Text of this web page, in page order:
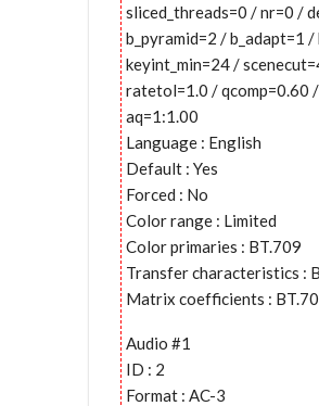
sliced_threads=0 / nr=0 /
b_pyramid=2 / b_adapt=1
keyint_min=24 /
ratetol=1.0 / qcomp=0.60
aq=1:1.00
Language : English
Default : Yes
Forced : No
Color range : Limited
Color primaries : BT.709
Transfer characteristics :
Matrix coefficients :
Audio #1
ID : 2
Format : AC-3